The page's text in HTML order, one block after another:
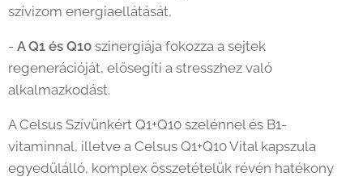
szívizom energiaellátását,
- A Q1 és Q10 szinergiája fokozza a sejtek
regenerációját, elősegíti a stresszhez való
alkalmazkodást.
A Celsus Szívünkért Q1+Q10 szelénnel és B1-
vitaminnal, illetve a Celsus Q1+Q10 Vital kapszula
egyedülálló, komplex összetételük révén hatékony